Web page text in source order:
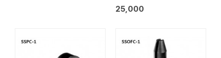
25,000